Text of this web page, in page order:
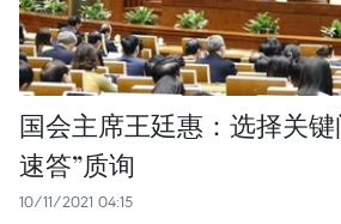
国会主席王廷惠：选择关
速答”质询
10/11/2021 04:15